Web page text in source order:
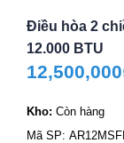
Điều hòa 2
12.000 BTU
12,500,000
Kho: Còn hàng
Mã SP: